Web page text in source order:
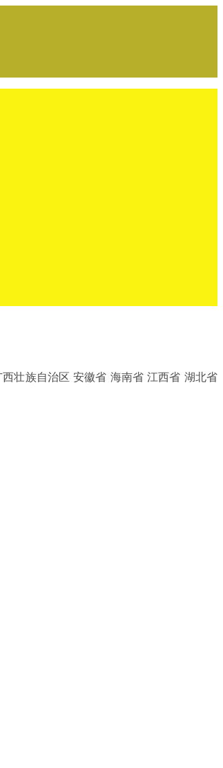
壮族自治区 安徽省 海南省 江西省 湖北省